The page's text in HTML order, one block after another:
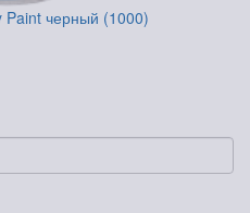
Paint черный (1000)